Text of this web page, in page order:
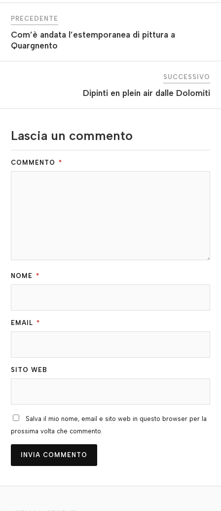
PRECEDENTE
Com’è andata l’estemporanea di pittura a
Quargnento
SUCCESSIVO
Dipinti en plein air dalle Dolomiti
Lascia un commento
COMMENTO *
NOME *
EMAIL *
SITO WEB
Salva il mio nome, email e sito web in questo browser per la
prossima volta che commento.